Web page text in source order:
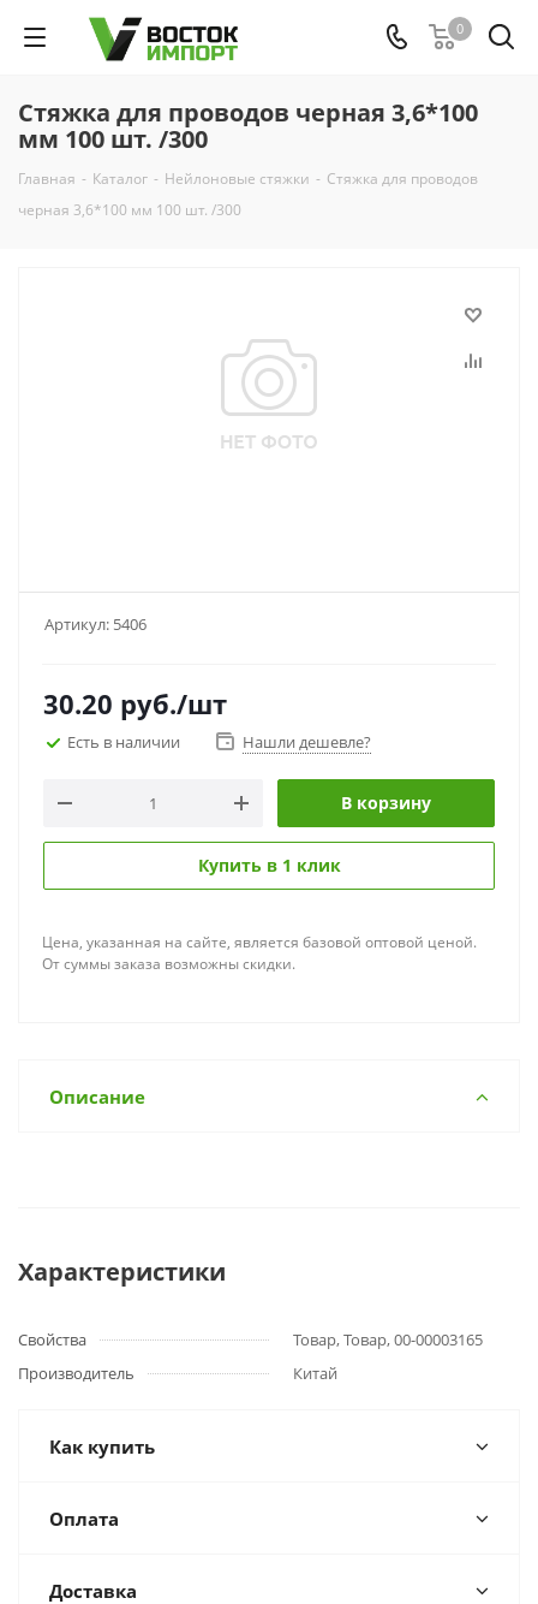
0
Стяжка для проводов черная 3,6*100
мм 100 шт. /300
Главная - Каталог - Нейлоновые стяжки - Стяжка для проводов
черная 3,6*100 мм 100 шт. /300
Артикул: 5406
30.20 руб./шт
Есть в наличии Нашли дешевле?
В корзину
Купить в 1 клик
Цена, указанная на сайте, является базовой оптовой ценой.
От суммы заказа возможны скидки.
Описание
Характеристики
Свойства
Товар, Товар, 00-00003165
Производитель
Китай
Как купить
Оплата
Доставка